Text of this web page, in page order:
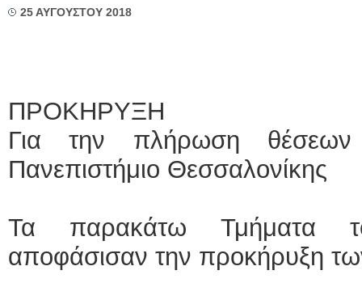
25 ΑΥΓΟΥΣΤΟΥ 2018
ΠΡΟΚΗΡΥΞΗ
Για την πλήρωση θέσεων
Πανεπιστήμιο Θεσσαλονίκης
Τα παρακάτω Τμήματα
αποφάσισαν την προκήρυξη